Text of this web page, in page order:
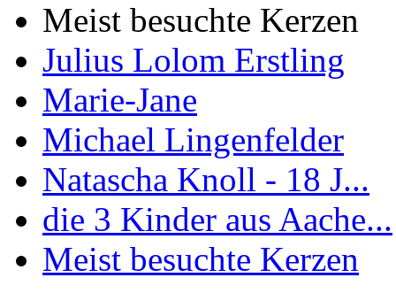
Meist besuchte Kerzen
Julius Lolom Erstling
Marie-Jane
Michael Lingenfelder
Natascha Knoll - 18 J...
die 3 Kinder aus Aache...
Meist besuchte Kerzen